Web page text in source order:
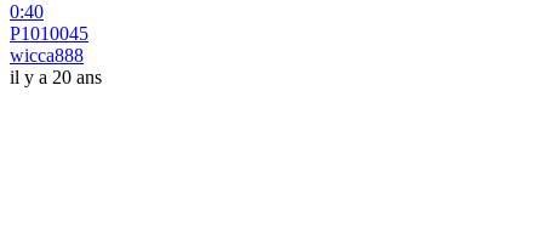
0:40
P1010045
wicca888
il y a 20 ans